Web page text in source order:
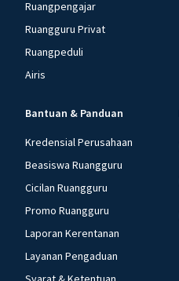
Ruangpengajar
Ruangguru Privat
Ruangpeduli
Airis
Bantuan & Panduan
Kredensial Perusahaan
Beasiswa Ruangguru
Cicilan Ruangguru
Promo Ruangguru
Laporan Kerentanan
Layanan Pengaduan